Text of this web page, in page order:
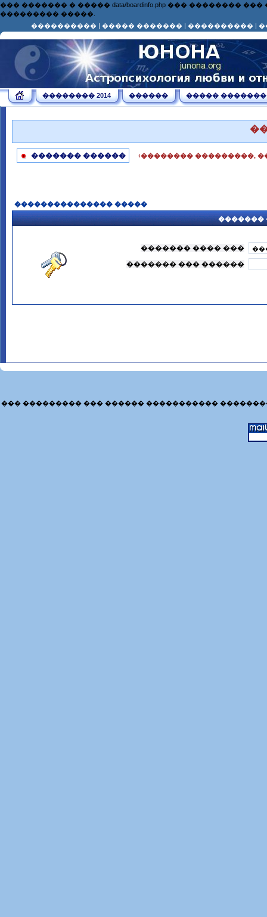
��� ������� � ����� data/boardinfo.php ���
��������� �����.
���������� | ����� ������� | ���������� |
�������� 2014 ������ ����� �������
������� ������ ‹�������� ���������,
��������������� �����
�������
������� ���� ���
������� ��� ������
��� ��������� ��� ������ �����������